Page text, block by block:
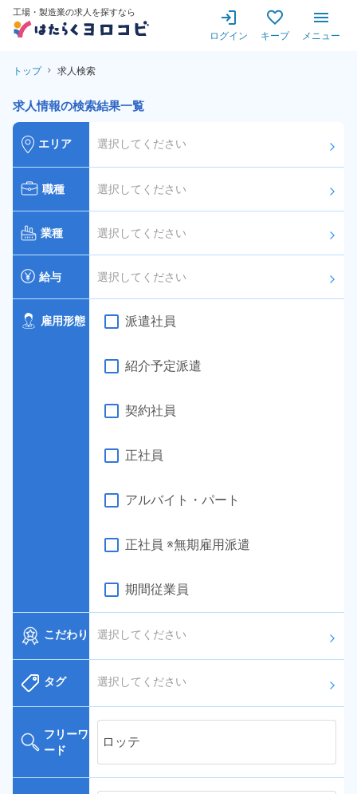
工場・製造業の求人を探すなら
ログイン キープ メニュー
トップ 求人検索
求人情報の検索結果一覧
エリア 選択してください arrow_forward_ios
職種 選択してください arrow_forward_ios
業種 選択してください arrow_forward_ios
給与 選択してください arrow_forward_ios
雇用形態 派遣社員
紹介予定派遣
契約社員
正社員
アルバイト・パート
正社員 ※無期雇用派遣
期間従業員
こだわり 選択してください arrow_forward_ios
タグ 選択してください arrow_forward_ios
フリーワ
ード